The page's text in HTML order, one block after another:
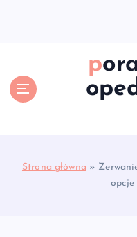
poradniaort
Strona główna »
opcje